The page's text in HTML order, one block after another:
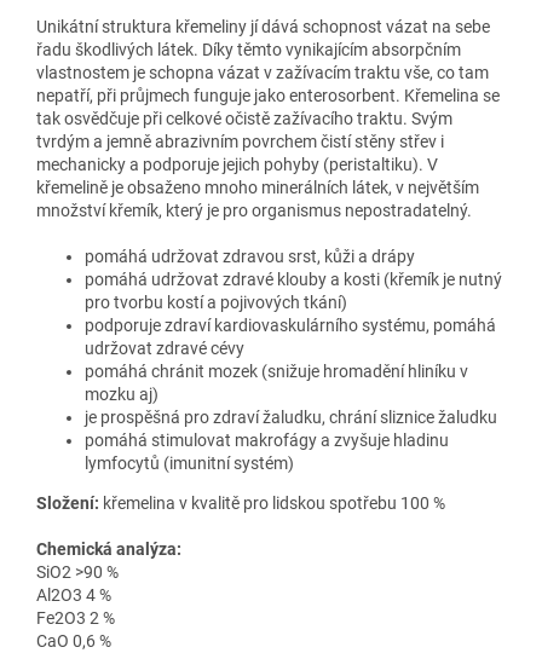
Unikátní struktura křemeliny jí dává schopnost vázat na sebe
řadu škodlivých látek. Díky těmto vynikajícím absorpčním
vlastnostem je schopna vázat v zažívacím traktu vše, co tam
nepatří, při průjmech funguje jako enterosorbent. Křemelina se
tak osvědčuje při celkové očistě zažívacího traktu. Svým
tvrdým a jemně abrazivním povrchem čistí stěny střev i
mechanicky a podporuje jejich pohyby (peristaltiku). V
křemelině je obsaženo mnoho minerálních látek, v největším
množství křemík, který je pro organismus nepostradatelný.
pomáhá udržovat zdravou srst, kůži a drápy
pomáhá udržovat zdravé klouby a kosti (křemík je nutný
pro tvorbu kostí a pojivových tkání)
podporuje zdraví kardiovaskulárního systému, pomáhá
udržovat zdravé cévy
pomáhá chránit mozek (snižuje hromadění hliníku v
mozku aj)
je prospěšná pro zdraví žaludku, chrání sliznice žaludku
pomáhá stimulovat makrofágy a zvyšuje hladinu
lymfocytů (imunitní systém)
Složení: křemelina v kvalitě pro lidskou spotřebu 100 %
Chemická analýza:
SiO2 >90 %
Al2O3 4 %
Fe2O3 2 %
CaO 0,6 %